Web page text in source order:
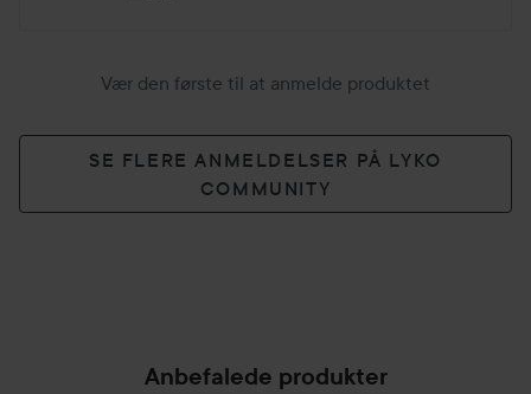
Vær den første til at anmelde produktet
SE FLERE ANMELDELSER PÅ LYKO
COMMUNITY
Anbefalede produkter